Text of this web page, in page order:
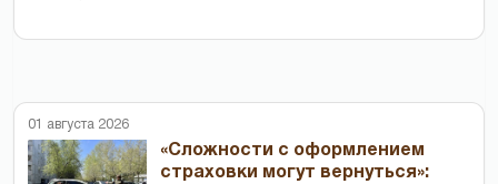
01 августа 2026
«Сложности с оформлением
страховки могут вернуться»: